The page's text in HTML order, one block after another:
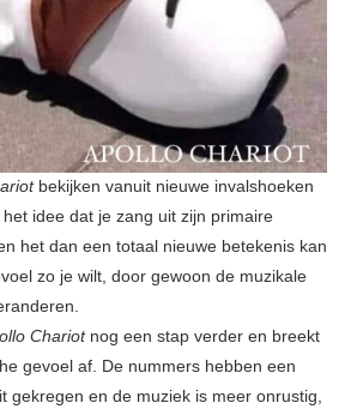
bekijken vanuit nieuwe invalshoeken
idee dat je zang uit zijn primaire
het dan een totaal nieuwe betekenis kan
zo je wilt, door gewoon de muzikale
Chariotnog een stap verder en breekt
gevoel af. De nummers hebben een
gekregen en de muziek is meer onrustig,